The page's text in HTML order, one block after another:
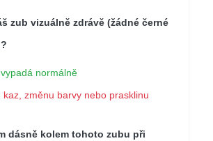
zub vizuálně zdrávě (žádné černé
normálně
kaz, změnu barvy nebo prasklinu
dásně kolem tohoto zubu při